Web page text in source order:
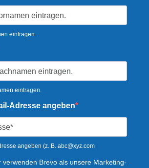
eintragen.
eintragen.
Adresse angeben
angeben (z. B. abc@xyz.com
verwenden Brevo als unsere Marketing-